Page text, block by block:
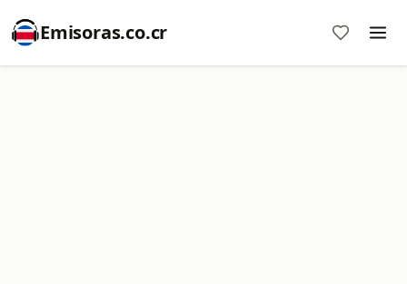
Emisoras.co.cr